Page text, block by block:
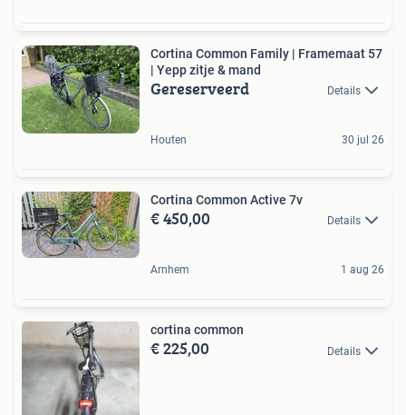
Cortina Common Family | Framemaat 57
| Yepp zitje & mand
Gereserveerd Details
Houten 30 jul 26
Cortina Common Active 7v
€ 450,00 Details
Arnhem 1 aug 26
cortina common
€ 225,00 Details